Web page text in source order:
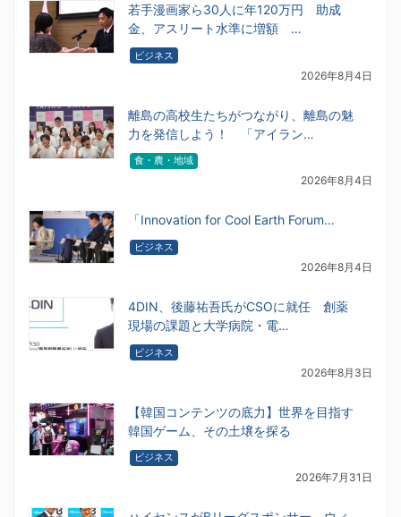
若手漫画家ら30人に年120万円 助成
金、アスリート水準に増額 …
ビジネス
2026年8月4日
離島の高校生たちがつながり、離島の魅
力を発信しよう！ 「アイラン…
食・農・地域
2026年8月4日
「Innovation for Cool Earth Forum…
ビジネス
2026年8月4日
4DIN、後藤祐吾氏がCSOに就任 創薬
現場の課題と大学病院・電…
ビジネス
2026年8月3日
【韓国コンテンツの底力】世界を目指す
韓国ゲーム、その土壌を探る
ビジネス
2026年7月31日